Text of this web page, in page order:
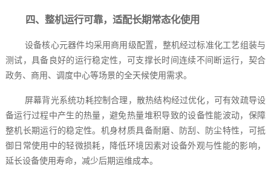
四、整机运行可靠，适配长期常态化使用
设备核心元器件均采用商用级配置，整机经过标准化工艺组装与
测试，具备良好的运行稳定性，可支撑长时间连续不间断运行，契合
政务、商用、调度中心等场景的全天候使用需求。
屏幕背光系统功耗控制合理，散热结构经过优化，可有效疏导设
备运行过程中产生的热量，避免热量堆积导致的设备性能波动，保障
整机长期运行的稳定性。机身材质具备耐磨、防刮、防尘特性，可抵
御日常使用中的轻微损耗，降低环境因素对设备外观与性能的影响，
延长设备使用寿命，减少后期运维成本。